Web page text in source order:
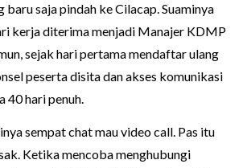
baru saja pindah ke Cilacap. Suaminya
kerja diterima menjadi Manajer KDMP
sejak hari pertama mendaftar ulang
peserta disita dan akses komunikasi
40 hari penuh.
sempat chat mau video call. Pas itu
Ketika mencoba menghubungi